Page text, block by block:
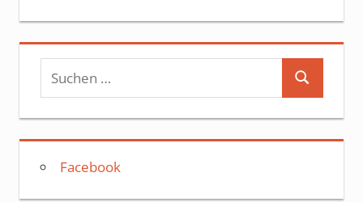
Suchen
nach:
Suchen
Facebook